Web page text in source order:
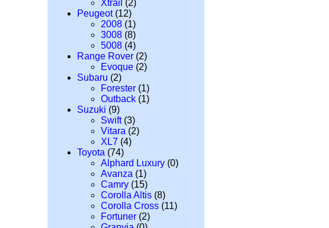
Xtrail (2)
Peugeot (12)
2008 (1)
3008 (8)
5008 (4)
Range Rover (2)
Evoque (2)
Subaru (2)
Forester (1)
Outback (1)
Suzuki (9)
Swift (3)
Vitara (2)
XL7 (4)
Toyota (74)
Alphard Luxury (0)
Avanza (1)
Camry (15)
Corolla Altis (8)
Corolla Cross (11)
Fortuner (2)